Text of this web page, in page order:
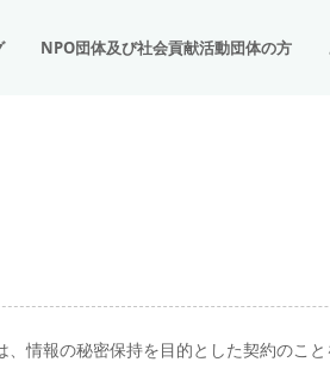
NPO団体及び社会貢献活動団体の方
報の秘密保持を目的とした契約のこと